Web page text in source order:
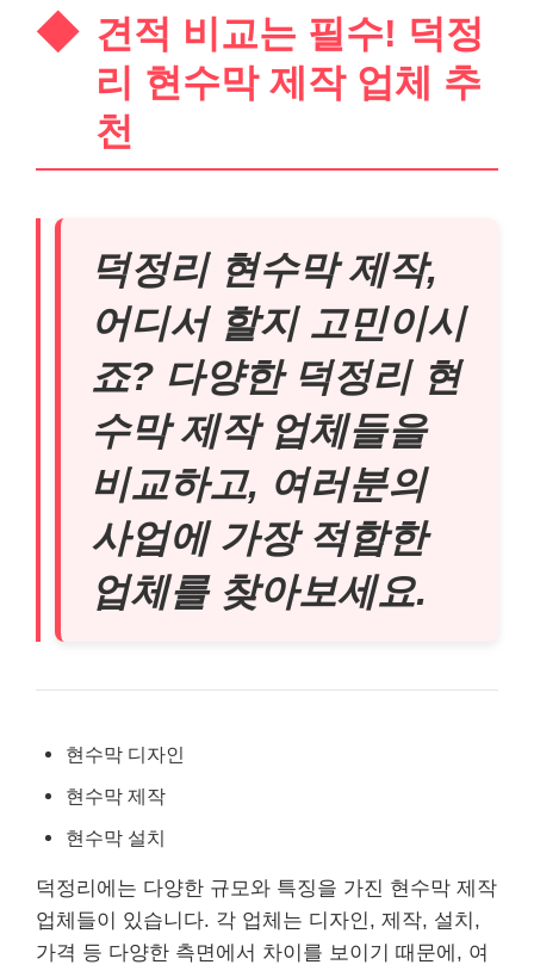
견적 비교는 필수! 덕정
리 현수막 제작 업체 추
천
덕정리 현수막 제작,
어디서 할지 고민이시
죠? 다양한 덕정리 현
수막 제작 업체들을
비교하고, 여러분의
사업에 가장 적합한
업체를 찾아보세요.
현수막 디자인
현수막 제작
현수막 설치
덕정리에는 다양한 규모와 특징을 가진 현수막 제작
업체들이 있습니다. 각 업체는 디자인, 제작, 설치,
가격 등 다양한 측면에서 차이를 보이기 때문에, 여